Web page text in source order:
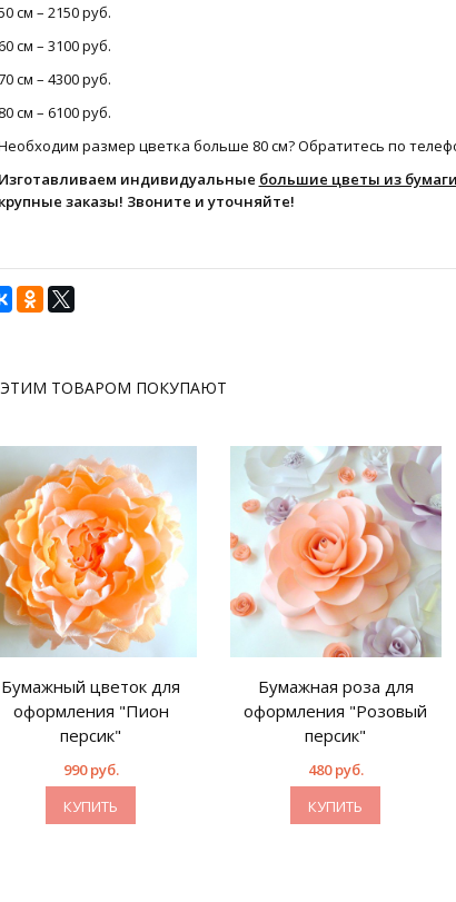
см – 2150 руб.
см – 3100 руб.
см – 4300 руб.
80 см – 6100 руб.
размер цветка больше 80 см? Обратитесь по
Изготавливаем индивидуальные большие цветы из бумаги
крупные заказы! Звоните и уточняйте!
ТОВАРОМ ПОКУПАЮТ
Бумажный цветок для
оформления "Пион
персик"
990 руб.
КУПИТЬ
Бумажная роза для
оформления "Розовый
персик"
480 руб.
КУПИТЬ